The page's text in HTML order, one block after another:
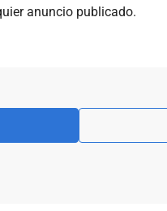
anuncio publicado.